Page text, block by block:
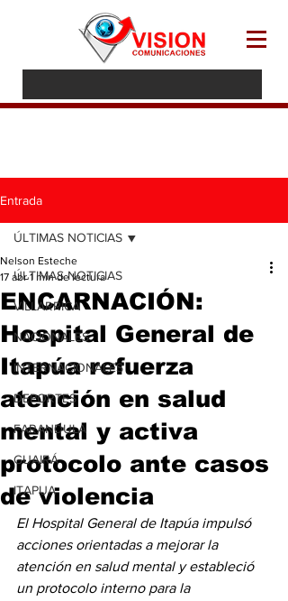
Entrada
ÚLTIMAS NOTICIAS
VILLARRICA
NACIONALES
INTERNACIONALES
DEPORTES
FARANDULA
GUAIRÁ
ITAPUA
ÚLTIMAS NOTICIAS
ENCARNACIÓN:
Hospital General de
Itapúa refuerza
atención en salud
mental y activa
protocolo ante casos
de violencia
Nelson Esteche
17 abr 1 min de lectura
El Hospital General de Itapúa impulsó
acciones orientadas a mejorar la
atención en salud mental y estableció
un protocolo interno para la